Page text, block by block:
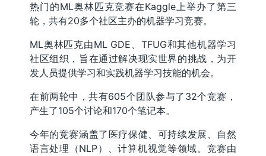
热门的ML奥林匹克竞赛在Kaggle上举办了第三
轮，共有20多个社区主办的机器学习竞赛。
ML奥林匹克由ML GDE、TFUG和其他机器学习
社区组织，旨在通过解决现实世界的挑战，为开
发人员提供学习和实践机器学习技能的机会。
在前两轮中，共有605个团队参与了32个竞赛，
产生了105个讨论和170个笔记本。
今年的竞赛涵盖了医疗保健、可持续发展、自然
语言处理（NLP）、计算机视觉等领域。竞赛由